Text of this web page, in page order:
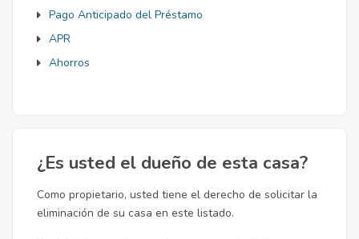
Pago Anticipado del Préstamo
APR
Ahorros
¿Es usted el dueño de esta casa?
Como propietario, usted tiene el derecho de solicitar la
eliminación de su casa en este listado.